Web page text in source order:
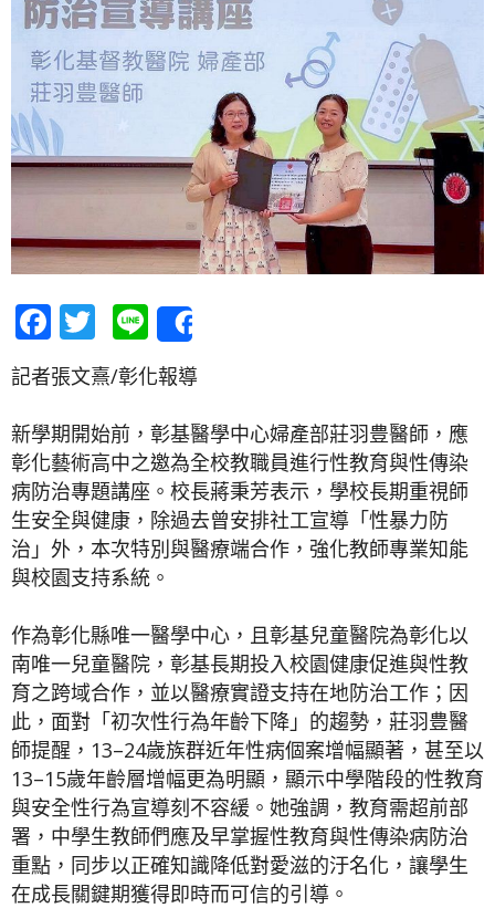
Facebook
Twitter
Line
記者張文熹/彰化報導
新學期開始前，彰基醫學中心婦產部莊羽豊醫師，應
彰化藝術高中之邀為全校教職員進行性教育與性傳染
病防治專題講座。校長蔣秉芳表示，學校長期重視師
生安全與健康，除過去曾安排社工宣導「性暴力防
治」外，本次特別與醫療端合作，強化教師專業知能
與校園支持系統。
作為彰化縣唯一醫學中心，且彰基兒童醫院為彰化以
南唯一兒童醫院，彰基長期投入校園健康促進與性教
育之跨域合作，並以醫療實證支持在地防治工作；因
此，面對「初次性行為年齡下降」的趨勢，莊羽豊醫
師提醒，13–24歲族群近年性病個案增幅顯著，甚至以
13–15歲年齡層增幅更為明顯，顯示中學階段的性教育
與安全性行為宣導刻不容緩。她強調，教育需超前部
署，中學生教師們應及早掌握性教育與性傳染病防治
重點，同步以正確知識降低對愛滋的汙名化，讓學生
在成長關鍵期獲得即時而可信的引導。